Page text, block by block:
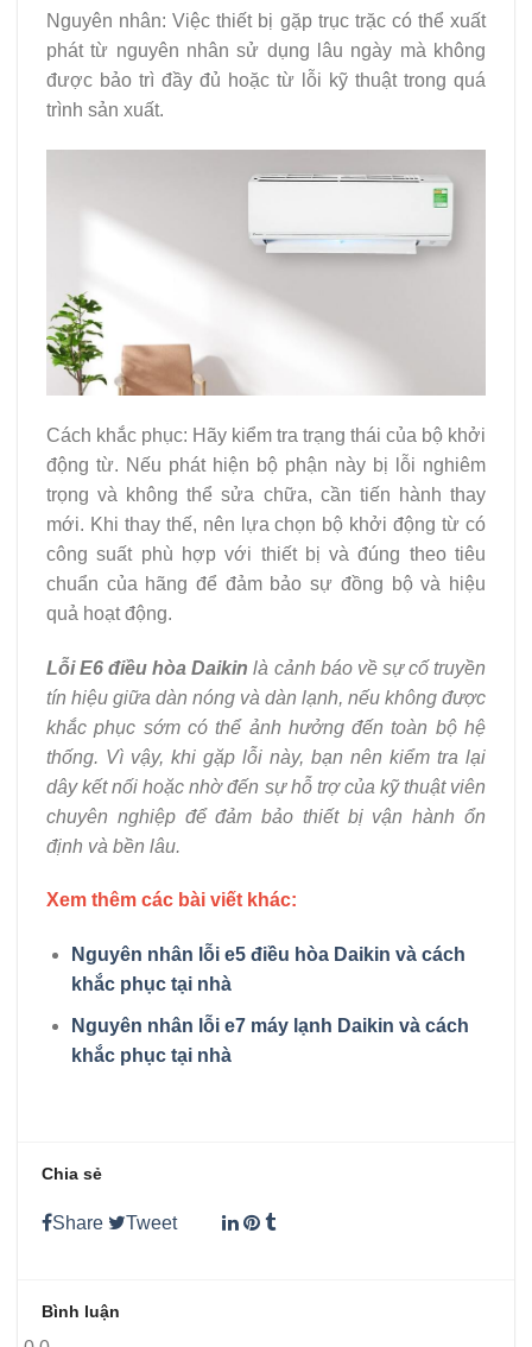
Nguyên nhân: Việc thiết bị gặp trục trặc có thể xuất
phát từ nguyên nhân sử dụng lâu ngày mà không
được bảo trì đầy đủ hoặc từ lỗi kỹ thuật trong quá
trình sản xuất.
Cách khắc phục: Hãy kiểm tra trạng thái của bộ khởi
động từ. Nếu phát hiện bộ phận này bị lỗi nghiêm
trọng và không thể sửa chữa, cần tiến hành thay
mới. Khi thay thế, nên lựa chọn bộ khởi động từ có
công suất phù hợp với thiết bị và đúng theo tiêu
chuẩn của hãng để đảm bảo sự đồng bộ và hiệu
quả hoạt động.
Lỗi E6 điều hòa Daikin là cảnh báo về sự cố truyền
tín hiệu giữa dàn nóng và dàn lạnh, nếu không được
khắc phục sớm có thể ảnh hưởng đến toàn bộ hệ
thống. Vì vậy, khi gặp lỗi này, bạn nên kiểm tra lại
dây kết nối hoặc nhờ đến sự hỗ trợ của kỹ thuật viên
chuyên nghiệp để đảm bảo thiết bị vận hành ổn
định và bền lâu.
Xem thêm các bài viết khác:
Nguyên nhân lỗi e5 điều hòa Daikin và cách
khắc phục tại nhà
Nguyên nhân lỗi e7 máy lạnh Daikin và cách
khắc phục tại nhà
Chia sẻ
Share Tweet
Bình luận